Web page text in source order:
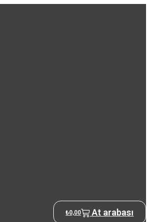
₺0,00 At arabası